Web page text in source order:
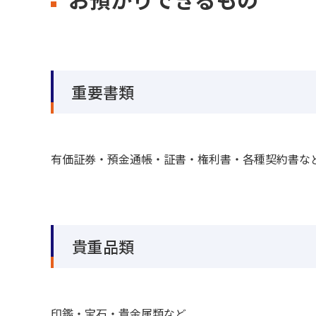
重要書類
有価証券・預金通帳・証書・権利書・各種契約書な
貴重品類